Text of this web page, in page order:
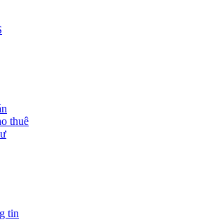
thuê
tin